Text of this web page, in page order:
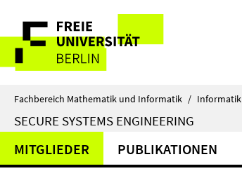
direkt
Inhalt
Service-
Navigation
Fachbereich Mathematik und Informatik / Informatik
SECURE SYSTEMS ENGINEERING
MITGLIEDER PUBLIKATIONEN